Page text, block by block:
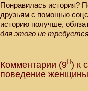
Понравилась история?
друзьям с помощью
историю получше,
для этого не
Комментарии (9 ) к
поведение